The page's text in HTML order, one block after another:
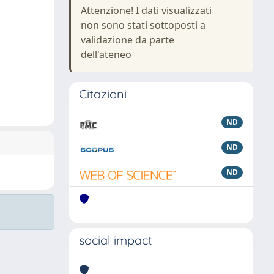
Attenzione! I dati visualizzati
non sono stati sottoposti a
validazione da parte
dell'ateneo
Citazioni
ND
ND
ND
social impact